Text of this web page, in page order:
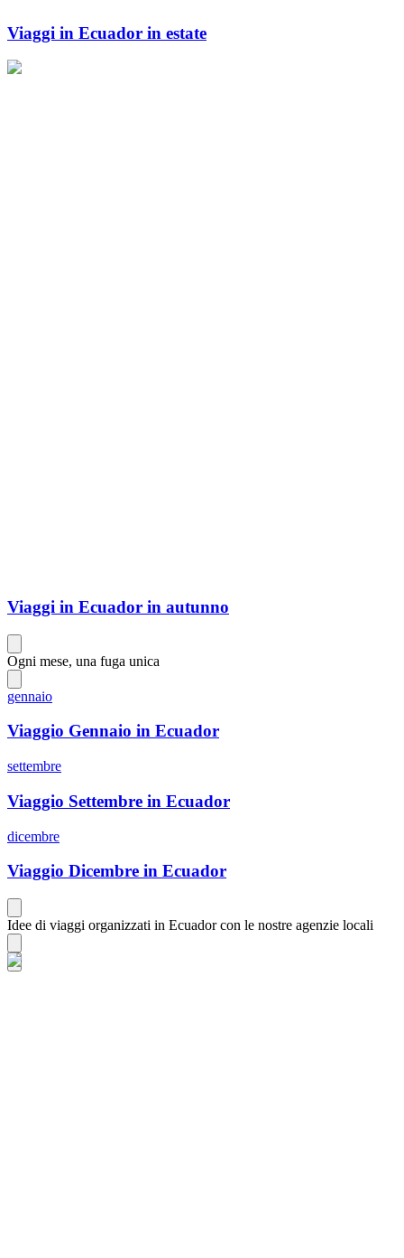
Viaggi in Ecuador in estate
Viaggi in Ecuador in autunno
Ogni mese, una fuga unica
gennaio
Viaggio Gennaio in Ecuador
settembre
Viaggio Settembre in Ecuador
dicembre
Viaggio Dicembre in Ecuador
Idee di viaggi organizzati in Ecuador con le nostre agenzie locali